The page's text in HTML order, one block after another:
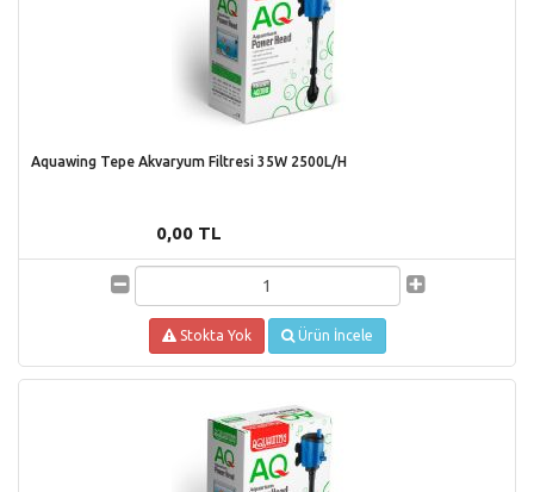
Aquawing Tepe Akvaryum Filtresi 35W 2500L/H
0,00 TL
Stokta Yok Ürün İncele